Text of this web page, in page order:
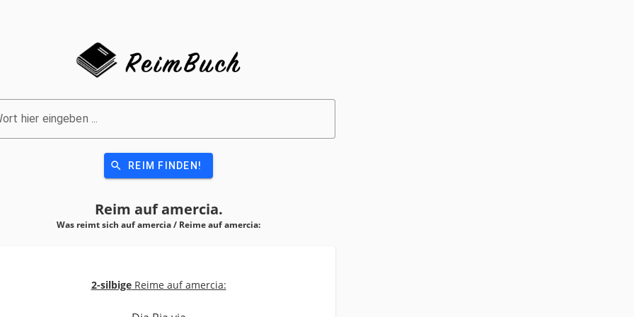
hier eingeben ...
search REIM FINDEN!
Reim aufamercia.
Was reimt sich auf amercia / Reime aufamercia:
2-silbigeReime auf amercia: